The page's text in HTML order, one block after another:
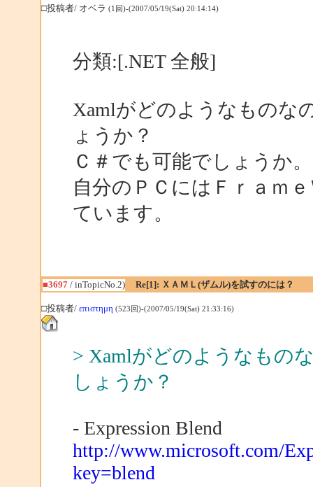
□投稿者/ オベラ (1回)-(2007/05/19(Sat) 20:14:14)
分類:[.NET 全般]
Xamlがどのようなものな
ょうか？
Ｃ＃でも可能でしょうか。
自分のＰＣにはＦｒａｍ
ています。
■3697/ inTopicNo.2) Re[1]: ＸＡＭＬ(ザムル)を試すのには？
□投稿者/ επιστημη (523回)-(2007/05/19(Sat) 21:33:16)
> Xamlがどのようなもの
しょうか？
- Expression Blend
http://www.microsoft.com/
key=blend